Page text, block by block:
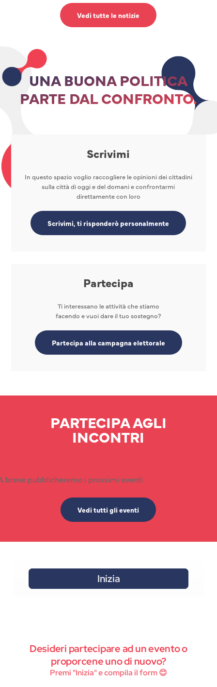
Vedi tutte le notizie
UNA BUONA POLITICA
PARTE DAL CONFRONTO.
Scrivimi
In questo spazio voglio raccogliere le opinioni dei cittadini
sulla città di oggi e del domani e confrontarmi
direttamente con loro
Scrivimi, ti risponderò personalmente
Partecipa
Ti interessano le attività che stiamo
facendo e vuoi dare il tuo sostegno?
Partecipa alla campagna elettorale
PARTECIPA AGLI
INCONTRI
breve pubblicheremo i prossimi eventi
Vedi tutti gli eventi